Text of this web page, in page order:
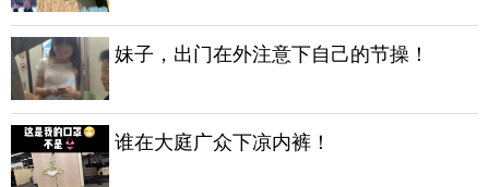
妹子，出门在外注意下自己的节操！
谁在大庭广众下凉内裤！